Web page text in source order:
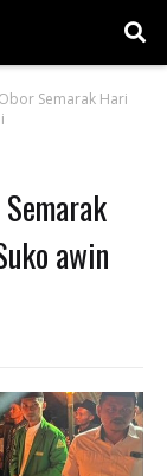
Semarak Hari
awin